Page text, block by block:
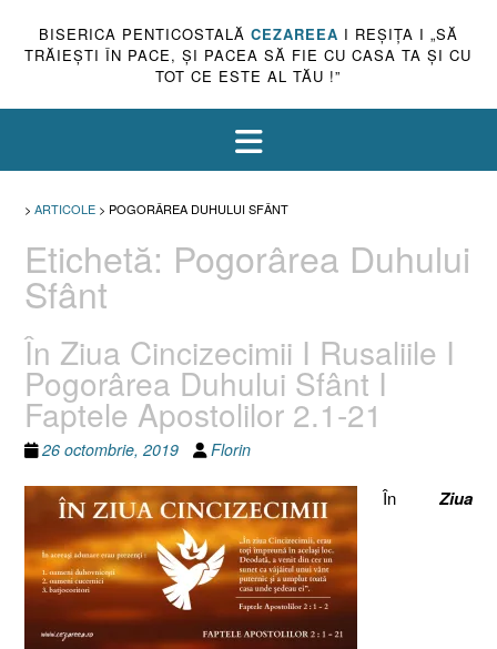
BISERICA PENTICOSTALĂ CEZAREEA I REŞIŢA I „SĂ
TRĂIEŞTI ÎN PACE, ŞI PACEA SĂ FIE CU CASA TA ŞI CU
TOT CE ESTE AL TĂU !”
> ARTICOLE > POGORÂREA DUHULUI SFÂNT
Etichetă: Pogorârea Duhului
Sfânt
În Ziua Cincizecimii I Rusaliile I
Pogorârea Duhului Sfânt I
Faptele Apostolilor 2.1-21
26 octombrie, 2019 Florin
În Ziua